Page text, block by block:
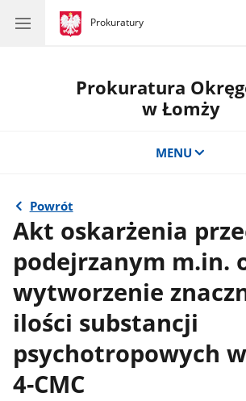
gov.pl
Prokuratury
gov.pl
Prokuratury
Prokuratura
w Łomży
MENU
Powrót
Akt oskarżenia
podejrzanym m.in.
wytworzenie
ilości substancji
psychotropowych
4-CMC